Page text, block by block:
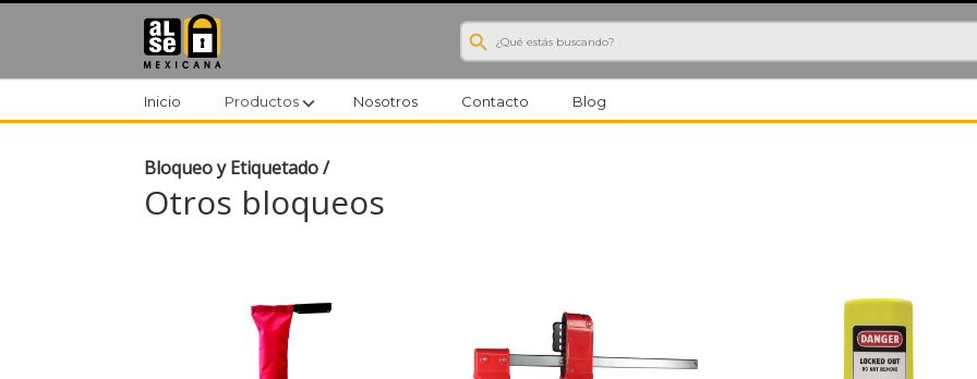
search
Inicio Productosexpand_more Nosotros Contacto Blog
Bloqueo y Etiquetado/
Otros bloqueos